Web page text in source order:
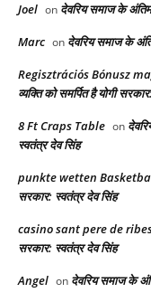
Joel on देवरिय समाज के अंतिम
Marc on देवरिय समाज के
Regisztrációs Bónusz
व्यक्ति को समर्पित है योगी
8 Ft Craps Table on
स्वतंत्र देव सिंह
punkte wetten
सरकार: स्वतंत्र देव सिंह
casino sant pere de
सरकार: स्वतंत्र देव सिंह
Angel on देवरिय समाज के